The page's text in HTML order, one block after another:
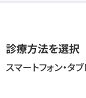
診療方法を選択
スマートフォン・タ